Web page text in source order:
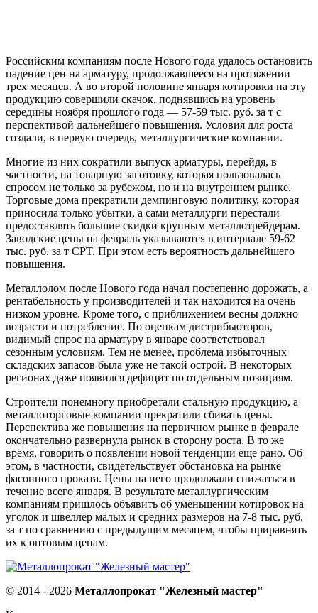
Российским компаниям после Нового года удалось остановить
падение цен на арматуру, продолжавшееся на протяжении
трех месяцев. А во второй половине января котировки на эту
продукцию совершили скачок, поднявшись на уровень
середины ноября прошлого года — 57-59 тыс. руб. за т с
перспективой дальнейшего повышения. Условия для роста
создали, в первую очередь, металлургические компании.
Многие из них сократили выпуск арматуры, перейдя, в
частности, на товарную заготовку, которая пользовалась
спросом не только за рубежом, но и на внутреннем рынке.
Торговые дома прекратили демпинговую политику, которая
приносила только убытки, а сами металлурги перестали
предоставлять большие скидки крупным металлотрейдерам.
Заводские цены на февраль указываются в интервале 59-62
тыс. руб. за т CPT. При этом есть вероятность дальнейшего
повышения.
Металлолом после Нового года начал постепенно дорожать, а
рентабельность у производителей и так находится на очень
низком уровне. Кроме того, с приближением весны должно
возрасти и потребление. По оценкам дистрибьюторов,
видимый спрос на арматуру в январе соответствовал
сезонным условиям. Тем не менее, проблема избыточных
складских запасов была уже не такой острой. В некоторых
регионах даже появился дефицит по отдельным позициям.
Строители понемногу приобретали стальную продукцию, а
металлоторговые компании прекратили сбивать цены.
Перспектива же повышения на первичном рынке в феврале
окончательно развернула рынок в сторону роста. В то же
время, говорить о появлении новой тенденции еще рано. Об
этом, в частности, свидетельствует обстановка на рынке
фасонного проката. Цены на него продолжали снижаться в
течение всего января. В результате металлургическим
компаниям пришлось объявить об уменьшении котировок на
уголок и швеллер малых и средних размеров на 7-8 тыс. руб.
за т по сравнению с предыдущим месяцем, чтобы приравнять
их к оптовым ценам.
© 2014 - 2026 Металлопрокат "Железный мастер"